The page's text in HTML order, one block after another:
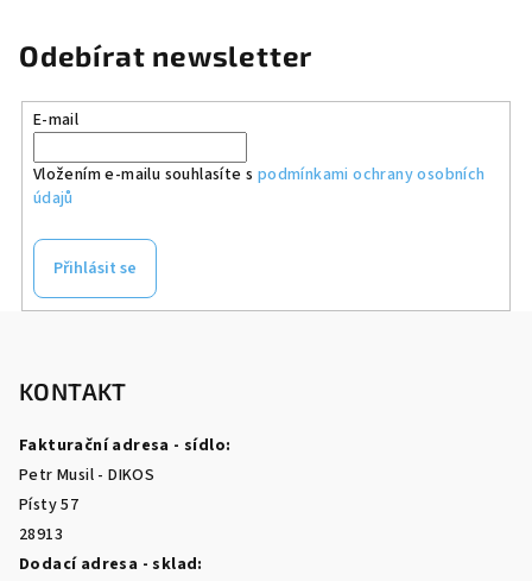
Odebírat newsletter
E-mail
Vložením e-mailu souhlasíte s podmínkami ochrany osobních
údajů
Přihlásit se
KONTAKT
Fakturační adresa - sídlo:
Petr Musil - DIKOS
Písty 57
28913
Dodací adresa - sklad: